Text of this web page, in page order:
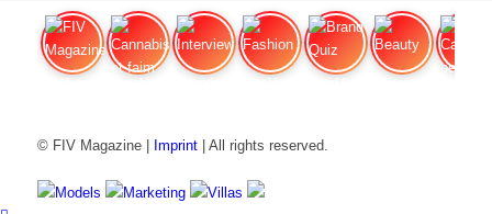
© FIV Magazine | Imprint| All rights reserved.
Models Marketing Villas